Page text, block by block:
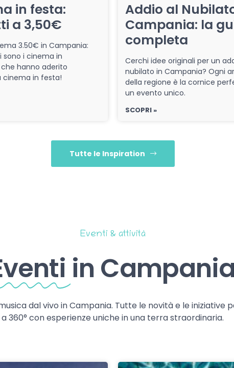
in festa:
a 3,50€
3.50€ in Campania:
sono i cinema in
hanno aderito
cinema in festa!
Addio al
Campania: la
completa
Cerchi idee originali per un
nubilato in Campania? Ogni
della regione è la cornice
un evento unico.
SCOPRI »
Tutte le Inspiration
Eventi & attività
in Campania
dal vivo in Campania. Tutte le novità e le iniziative
a 360° con esperienze uniche in una terra straordinaria.